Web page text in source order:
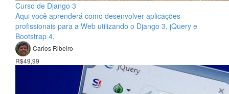
Curso de Django 3
Aqui você aprenderá como desenvolver aplicações
profissionais para a Web utilizando o Django 3, jQuery e
Bootstrap 4.
Carlos Ribeiro
R$49,99